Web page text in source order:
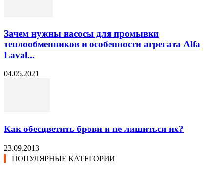
Зачем нужны насосы для промывки
теплообменников и особенности агрегата Alfa
Laval...
04.05.2021
Как обесцветить брови и не лишиться их?
23.09.2013
ПОПУЛЯРНЫЕ КАТЕГОРИИ